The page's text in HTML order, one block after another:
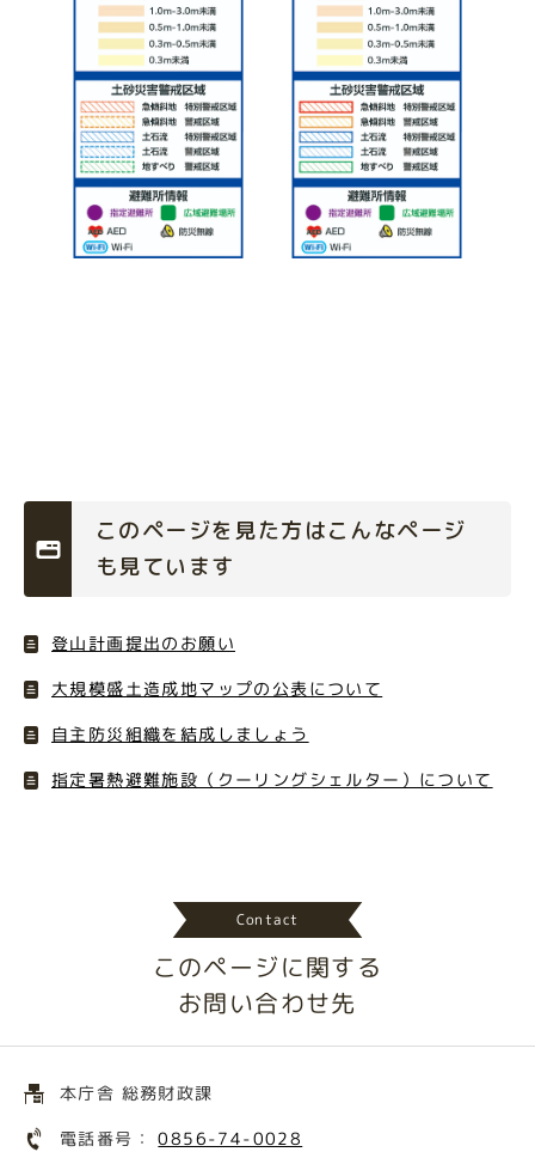
このページを見た方はこんなページ
も見ています
登山計画提出のお願い
大規模盛土造成地マップの公表について
自主防災組織を結成しましょう
指定暑熱避難施設（クーリングシェルター）について
Contact
このページに関する
お問い合わせ先
本庁舎 総務財政課
電話番号：0856-74-0028